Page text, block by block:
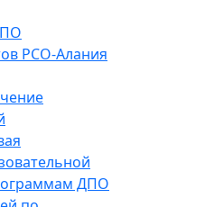
РСО-Алания
ДПО